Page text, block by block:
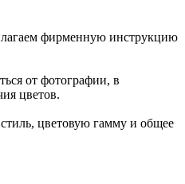
фирменную инструкцию
от фотографии, в
цветов.
цветовую гамму и общее